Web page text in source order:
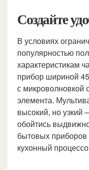
Создайте
В условиях
популярностью
характеристикам
прибор шириной
с микроволновкой
элемента.
высокий, но
обойтись
бытовых
кухонный